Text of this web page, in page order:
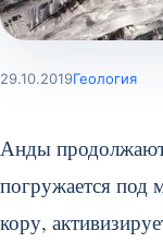
29.10.2019Геология
Анды
погружается под
кору,